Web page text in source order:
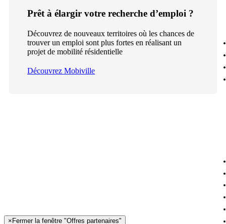
Prêt à élargir votre recherche d’emploi ?
Découvrez de nouveaux territoires où les chances de
trouver un emploi sont plus fortes en réalisant un
projet de mobilité résidentielle
Découvrez Mobiville
× Fermer la fenêtre "Offres partenaires"